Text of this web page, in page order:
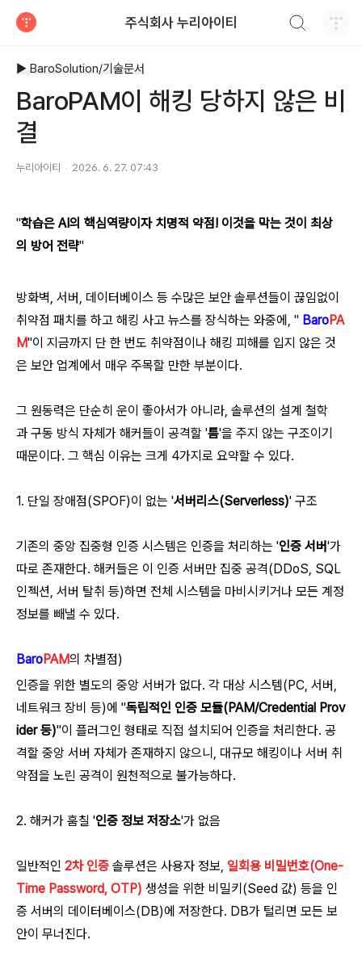
주식회사 누리아이티
▶ BaroSolution/기술문서
BaroPAM이 해킹 당하지 않은 비
결
누리아이티 2026. 6. 27. 07:43
"학습은 AI의 핵심역량이자 치명적 약점! 이것을 막는 것이 최상
의 방어 전략"
방화벽, 서버, 데이터베이스 등 수많은 보안 솔루션들이 끊임없이
취약점 패치를 하고 해킹 사고 뉴스를 장식하는 와중에, " BaroPA
M"이 지금까지 단 한 번도 취약점이나 해킹 피해를 입지 않은 것
은 보안 업계에서 매우 주목할 만한 부분이다.
그 원동력은 단순히 운이 좋아서가 아니라, 솔루션의 설계 철학
과 구동 방식 자체가 해커들이 공격할 '틈'을 주지 않는 구조이기
때문이다. 그 핵심 이유는 크게 4가지로 요약할 수 있다.
1. 단일 장애점(SPOF)이 없는 '서버리스(Serverless)' 구조
기존의 중앙 집중형 인증 시스템은 인증을 처리하는 '인증 서버'가
따로 존재한다. 해커들은 이 인증 서버만 집중 공격(DDoS, SQL
인젝션, 서버 탈취 등)하면 전체 시스템을 마비시키거나 모든 계정
정보를 빼낼 수 있다.
BaroPAM의 차별점)
인증을 위한 별도의 중앙 서버가 없다. 각 대상 시스템(PC, 서버,
네트워크 장비 등)에 "독립적인 인증 모듈(PAM/Credential Prov
ider 등)"이 플러그인 형태로 직접 설치되어 인증을 처리한다. 공
격할 중앙 서버 자체가 존재하지 않으니, 대규모 해킹이나 서버 취
약점을 노린 공격이 원천적으로 불가능하다.
2. 해커가 훔칠 '인증 정보 저장소'가 없음
일반적인 2차 인증 솔루션은 사용자 정보, 일회용 비밀번호(One-
Time Password, OTP) 생성을 위한 비밀키(Seed 값) 등을 인
증 서버의 데이터베이스(DB)에 저장한다. DB가 털리면 모든 보
안이 무너진다.